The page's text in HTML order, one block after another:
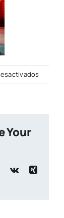
en
Foto241
Your
Pinterest
Vk
Xing